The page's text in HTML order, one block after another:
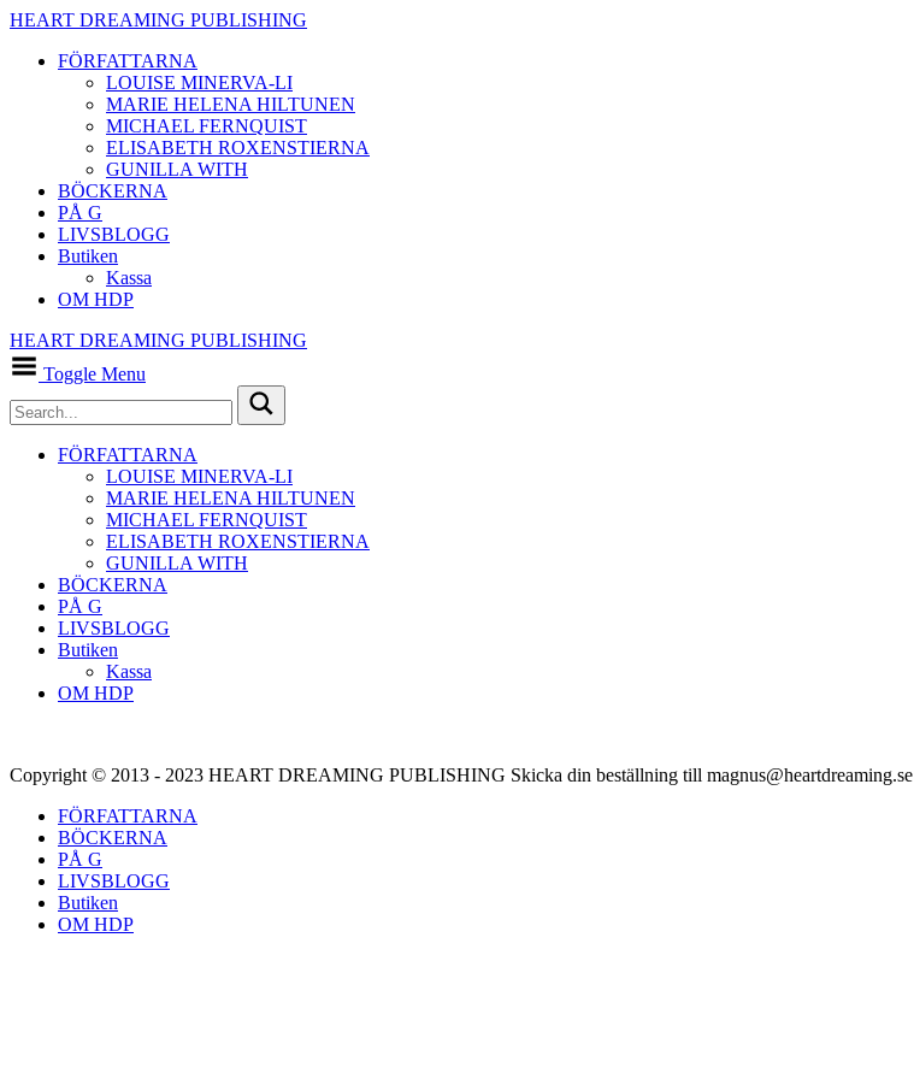
HEART DREAMING PUBLISHING
FÖRFATTARNA
LOUISE MINERVA-LI
MARIE HELENA HILTUNEN
MICHAEL FERNQUIST
ELISABETH ROXENSTIERNA
GUNILLA WITH
BÖCKERNA
PÅ G
LIVSBLOGG
Butiken
Kassa
OM HDP
HEART DREAMING PUBLISHING
Toggle Menu
FÖRFATTARNA
LOUISE MINERVA-LI
MARIE HELENA HILTUNEN
MICHAEL FERNQUIST
ELISABETH ROXENSTIERNA
GUNILLA WITH
BÖCKERNA
PÅ G
LIVSBLOGG
Butiken
Kassa
OM HDP
Copyright © 2013 - 2023 HEART DREAMING PUBLISHING Skicka din beställning till magnus@heartdreaming.se
FÖRFATTARNA
BÖCKERNA
PÅ G
LIVSBLOGG
Butiken
OM HDP